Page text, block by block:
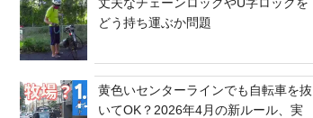
どう持ち運ぶか問題
黄色いセンターラインでも自転車を抜
いてOK？2026年4月の新ルール、実